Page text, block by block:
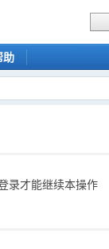
助
录才能继续本操作